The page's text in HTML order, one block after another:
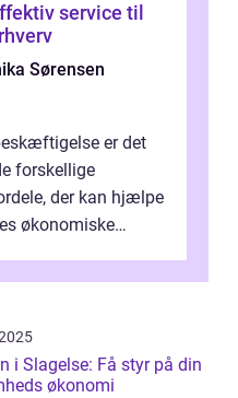
service til
Sørensen
er det
forskellige
der kan hjælpe
økonomiske
i Slagelse: Få styr på din
økonomi